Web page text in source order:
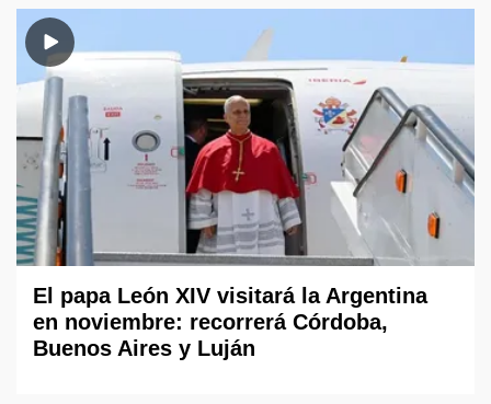
El papa León XIV visitará la Argentina
en noviembre: recorrerá Córdoba,
Buenos Aires y Luján